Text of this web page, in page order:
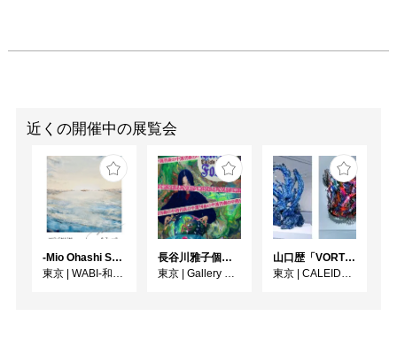
近くの開催中の展覧会
-Mio Ohashi Solo Exhibition - 大橋 澪 作品展 -
東京
WABI-和・美-
長谷川雅子個展「終わりなき森の美術館」
東京
Gallery MUMON
⼭⼝歴「VORTEX」
東京
CALEIDO GINZA THE HUB